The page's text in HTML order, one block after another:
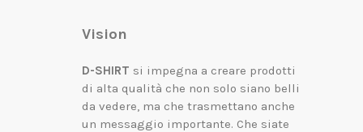
Vision
D-SHIRT si impegna a creare prodotti
di alta qualità che non solo siano belli
da vedere, ma che trasmettano anche
un messaggio importante. Che siate